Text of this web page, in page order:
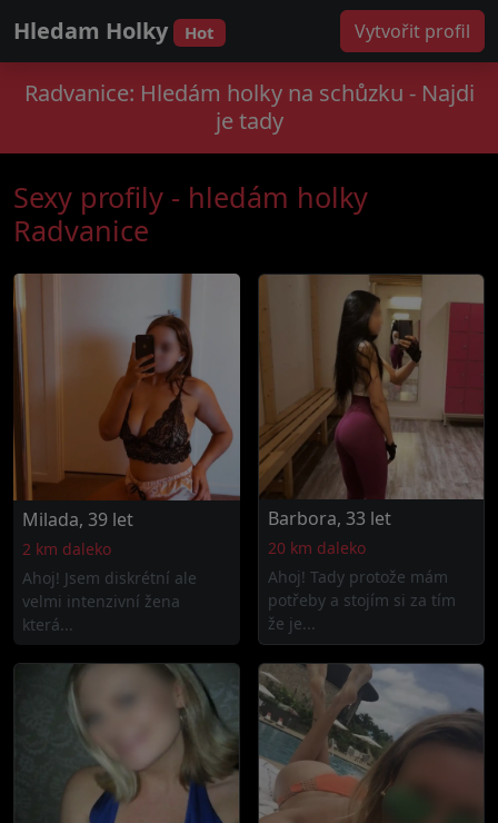
Hledam Holky Hot Vytvořit profil
Radvanice: Hledám holky na schůzku - Najdi
je tady
Sexy profily - hledám holky
Radvanice
Milada, 39 let
2 km daleko
Ahoj! Jsem diskrétní ale
velmi intenzivní žena
která...
Barbora, 33 let
20 km daleko
Ahoj! Tady protože mám
potřeby a stojím si za tím
že je...